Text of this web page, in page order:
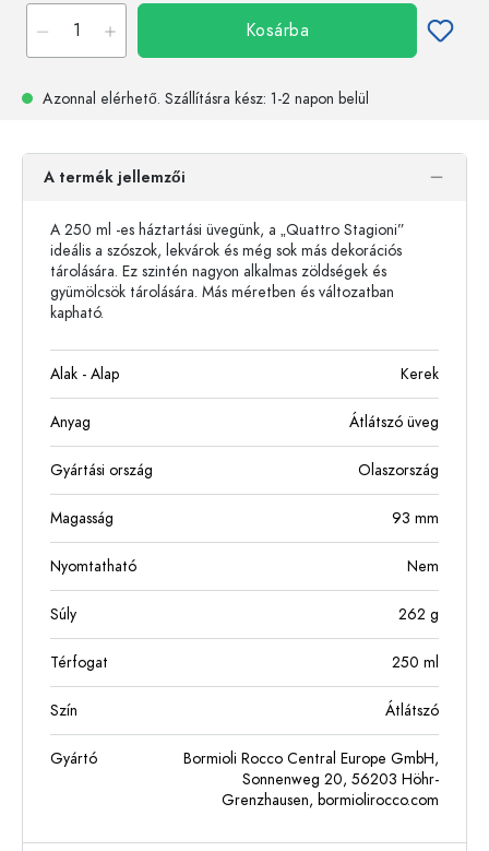
Kosárba
Azonnal elérhető. Szállításra kész: 1-2 napon belül
A termék jellemzői
A 250 ml -es háztartási üvegünk, a „Quattro Stagioni”
ideális a szószok, lekvárok és még sok más dekorációs
tárolására. Ez szintén nagyon alkalmas zöldségek és
gyümölcsök tárolására. Más méretben és változatban
kapható.
Alak - Alap Kerek
Anyag Átlátszó üveg
Gyártási ország Olaszország
Magasság 93 mm
Nyomtatható Nem
Súly 262 g
Térfogat 250 ml
Szín Átlátszó
Gyártó
Bormioli Rocco Central Europe GmbH,
Sonnenweg 20, 56203 Höhr-
Grenzhausen, bormiolirocco.com